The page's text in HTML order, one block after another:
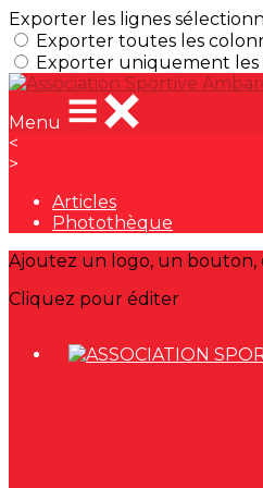
Exporter les lignes
Exporter toutes les
Exporter uniquement les
Menu
<
>
Articles
Photothèque
Ajoutez un logo, un bouton,
Cliquez pour éditer